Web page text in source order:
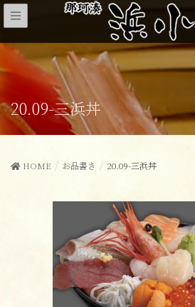
20.09-三浜丼
HOME お品書き 20.09-三浜丼